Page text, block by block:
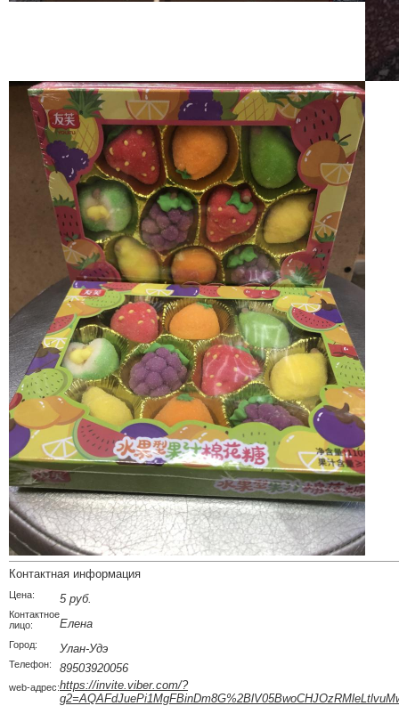
Контактная информация
Цена: 5 руб.
Контактное
лицо:
Елена
Город: Улан-Удэ
Телефон: 89503920056
web-адрес:https://invite.viber.com/?